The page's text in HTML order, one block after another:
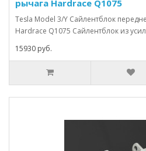
рычага Hardrace Q1075
Tesla Model 3/Y Сайлентблок
Hardrace Q1075 Сайлентблок из
15930 руб.